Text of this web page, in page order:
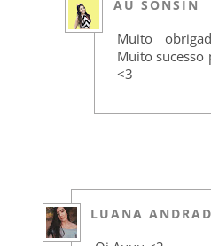
AU SONSIN
Muito
Muito sucesso
<3
LUANA